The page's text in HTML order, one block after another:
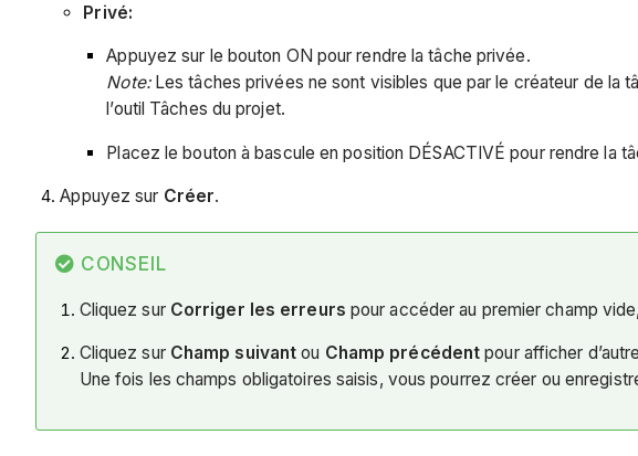
Privé:
Appuyez sur le bouton ON pour rendre la tâche privée.
Note:Les tâches privées ne sont visibles que par le créateur de la
l’outil Tâches du projet.
Placez le bouton à bascule en position DÉSACTIVÉ pour rendre la
Appuyez sur Créer.
CONSEIL
Cliquez sur Corriger les erreurs pour accéder au premier champ
Cliquez sur Champ suivantou Champ précédent pour afficher
Une fois les champs obligatoires saisis, vous pourrez créer ou